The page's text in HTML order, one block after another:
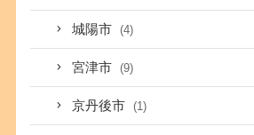
城陽市 (4)
宮津市 (9)
京丹後市 (1)